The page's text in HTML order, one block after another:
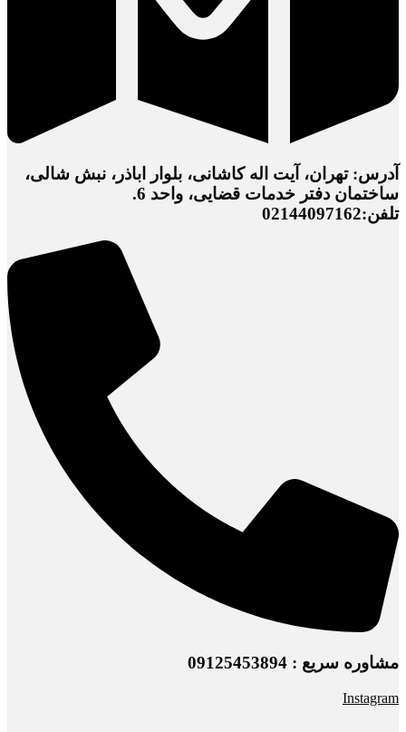
آدرس: تهران، آیت اله کاشانی، بلوار اباذر، نبش شالی،
ساختمان دفتر خدمات قضایی، واحد 6.
تلفن:02144097162
مشاوره سریع : 09125453894
Instagram